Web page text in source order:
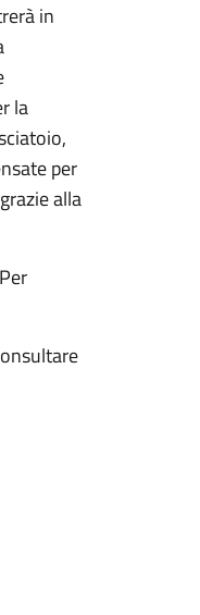
in
la
per
alla